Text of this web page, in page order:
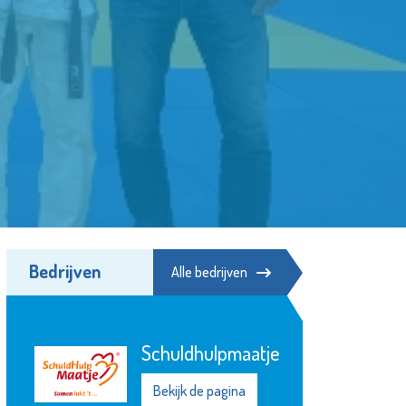
Bedrijven Alle bedrijven
Schuldhulpmaatje
Bekijk de pagina